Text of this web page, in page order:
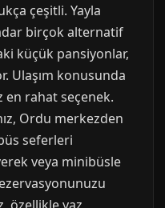
çeşitli. Yayla
birçok alternatif
küçük pansiyonlar,
Ulaşım konusunda
en rahat seçenek.
Ordu merkezden
seferleri
veya minibüsle